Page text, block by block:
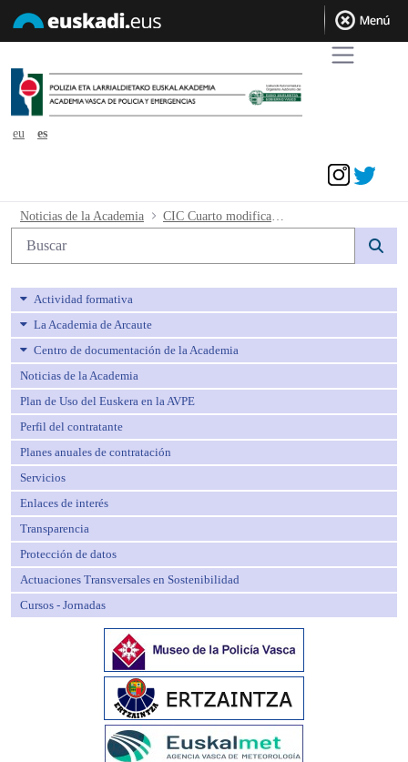
eu
es
CIC Cuarto modificación tandas -
Noticias de la Academia
Búsqueda web
Actividad formativa
La Academia de Arcaute
Centro de documentación de la Academia
Noticias de la Academia
Plan de Uso del Euskera en la AVPE
Perfil del contratante
Planes anuales de contratación
Servicios
Enlaces de interés
Transparencia
Protección de datos
Actuaciones Transversales en Sostenibilidad
Cursos - Jornadas